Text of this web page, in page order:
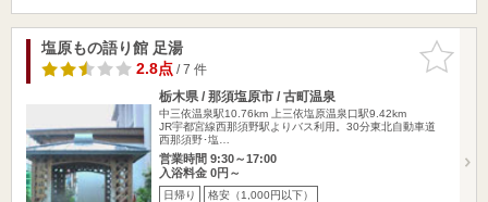
お気に入
りに追加
塩原もの語り館 足湯
2.8点/ 7 件
栃木県 / 那須塩原市 / 古町温泉
中三依温泉駅10.76km
上三依塩原温泉口駅9.42km
JR宇都宮線西那須野駅よりバス利用。30分東北自動車道
西那須野･塩…
営業時間 9:30～17:00
入浴料金 0円～
日帰り 格安（1,000円以下）